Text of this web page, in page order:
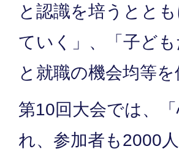
と認識を培うとと
ていく」、「子ど
と就職の機会均等
第10回大会では、
れ、参加者も2000